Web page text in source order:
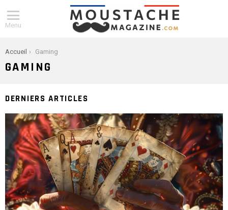
Menu
You are here:
Accueil Gaming
GAMING
DERNIERS ARTICLES